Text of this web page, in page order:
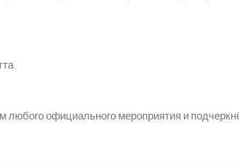
официального мероприятия и